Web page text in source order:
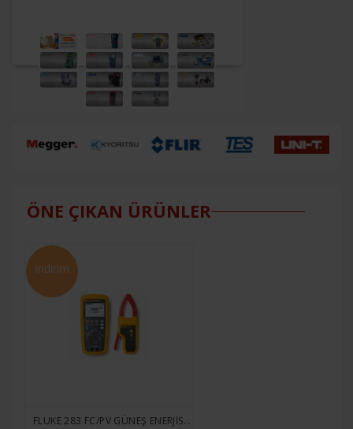
PayTRinternet alışverişlerinizde
kredi kartı güvenliğini
sağlamaktadır.
ÖNE ÇIKAN ÜRÜNLER
İndirim
FLUKE 283 FC/PV GÜNEŞ ENERJISI DIJITAL MULTIMETRESI VE KABLOSUZ AKIM PENSI